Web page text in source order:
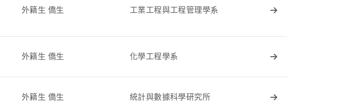
外籍生 僑生 工業工程與工程管理學系
外籍生 僑生 化學工程學系
外籍生 僑生 統計與數據科學研究所